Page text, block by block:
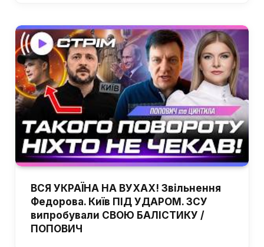
ВСЯ УКРАЇНА НА ВУХАХ! Звільнення
Федорова. Київ ПІД УДАРОМ. ЗСУ
випробували СВОЮ БАЛІСТИКУ /
ПОПОВИЧ